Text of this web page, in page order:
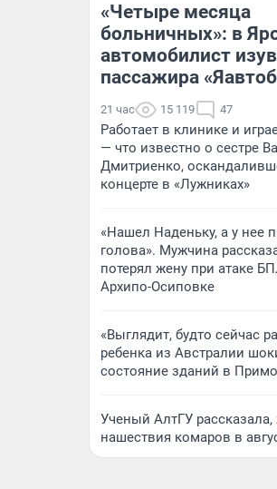
«Четыре месяца
больничных»: в
автомобилист
пассажира
21 час 15 119 47
Работает в клинике и
— что известно о сестре
Дмитриенко,
концерте в «Лужниках»
«Нашел Наденьку, а у нее
голова». Мужчина
потерял жену при атаке
Архипо-Осиповке
«Выглядит, будто сейчас
ребенка из Австралии
состояние зданий в
Ученый АлтГУ рассказала,
нашествия комаров в